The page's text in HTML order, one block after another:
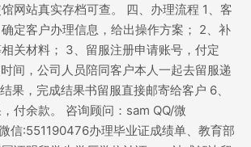
馆网站真实存档可查。 四、办理流程 1、客
定客户办理信息，给出操作方案； 2、补
关材料； 3、留服注册申请账号，付定
间，公司人员陪同客户本人一起去留服递
果，完成结果书留服直接邮寄给客户 6、
付余款。 咨询顾问：sam QQ/微
信:551190476办理毕业证成绩单、教育部